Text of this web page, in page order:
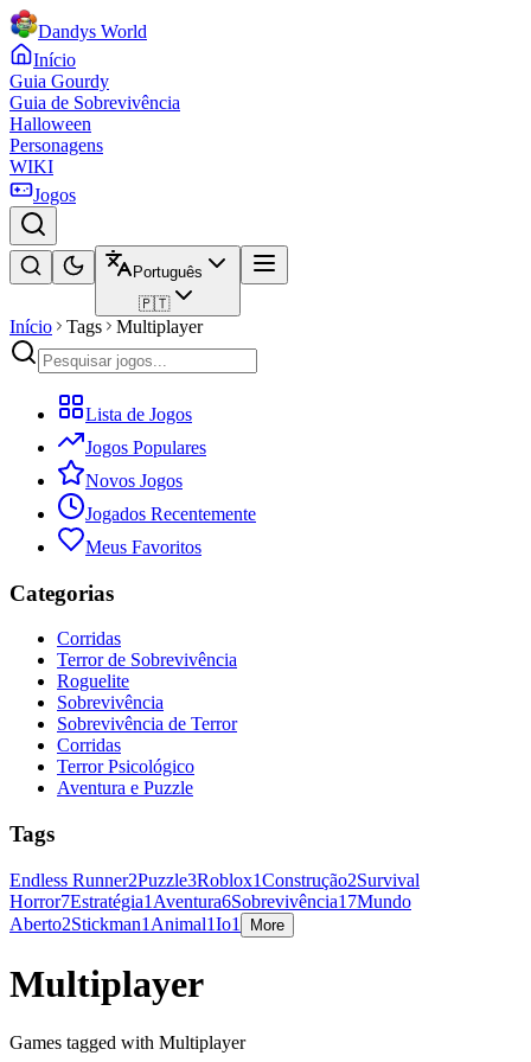
Dandys World
Início
Guia Gourdy
Guia de Sobrevivência
Halloween
Personagens
WIKI
Jogos
Português
🇵🇹
Início Tags Multiplayer
Lista de Jogos
Jogos Populares
Novos Jogos
Jogados Recentemente
Meus Favoritos
Categorias
Corridas
Terror de Sobrevivência
Roguelite
Sobrevivência
Sobrevivência de Terror
Corridas
Terror Psicológico
Aventura e Puzzle
Tags
Endless Runner2Puzzle3Roblox1Construção2Survival
Horror7Estratégia1 Aventura6Sobrevivência17Mundo
Aberto2Stickman1 Animal1Io1 More
Multiplayer
Games tagged with Multiplayer